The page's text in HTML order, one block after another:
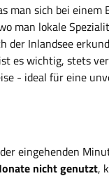
sich bei einem
man lokale
der Inlandsee
es wichtig, stets
- ideal für eine
eingehenden
nicht genutzt,